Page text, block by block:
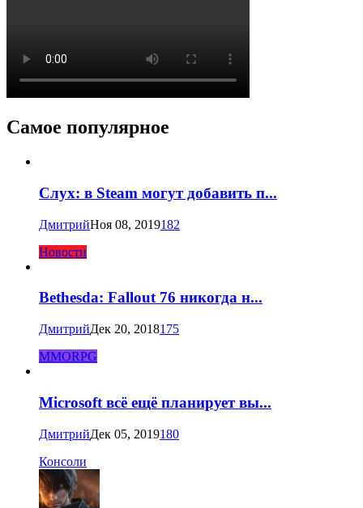
Самое популярное
Слух: в Steam могут добавить п...
ДмитрийНоя 08, 2019182
Новости
Bethesda: Fallout 76 никогда н...
ДмитрийДек 20, 2018175
MMORPG
Microsoft всё ещё планирует вы...
ДмитрийДек 05, 2019180
Консоли